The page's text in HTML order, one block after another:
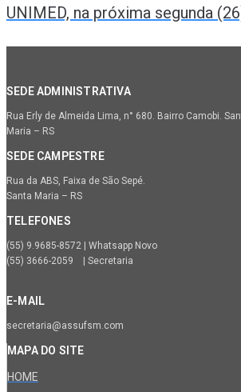
UNIMED, na próxima segunda
SEDE ADMINISTRATIVA
Rua Erly de Almeida Lima, n° 680. Bairro Camobi.
Maria – RS
SEDE CAMPESTRE
Rua da ABS, Faixa de São Sepé.
Santa Maria – RS
TELEFONES
(55) 9.9685-8572 | Whatsapp Novo
(55) 3666-2059 | Secretaria
E-MAIL
secretaria@assufsm.com
MAPA DO SITE
HOME